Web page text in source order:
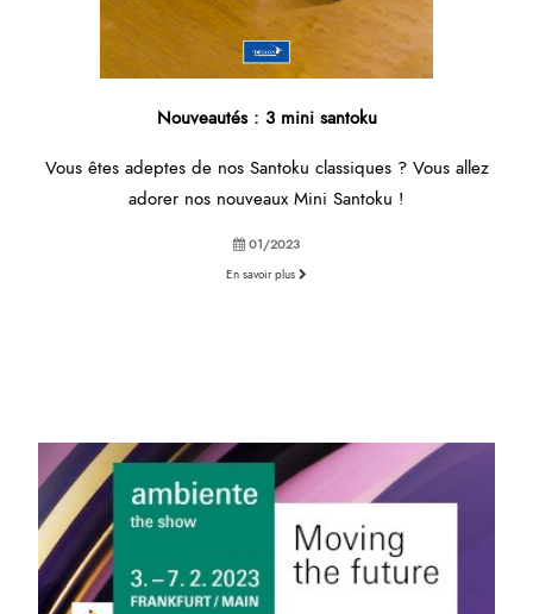
Nouveautés : 3 mini santoku
Vous êtes adeptes de nos Santoku classiques ? Vous allez
adorer nos nouveaux Mini Santoku !
01/2023
En savoir plus